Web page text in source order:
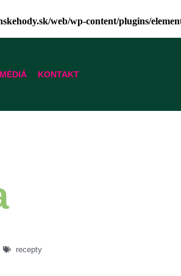
web/wp-content/plugins/
KONTAKT
recepty